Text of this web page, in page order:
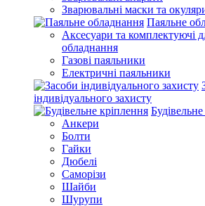
Зварювальні маски та
Паяльне
Аксесуари та комплектуючі
обладнання
Газові паяльники
Електричні паяльники
індивідуального захисту
Анкери
Болти
Гайки
Дюбелі
Саморізи
Шайби
Шурупи